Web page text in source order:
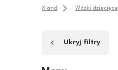
Xland Wózki dziecięce
Ukryj filtry